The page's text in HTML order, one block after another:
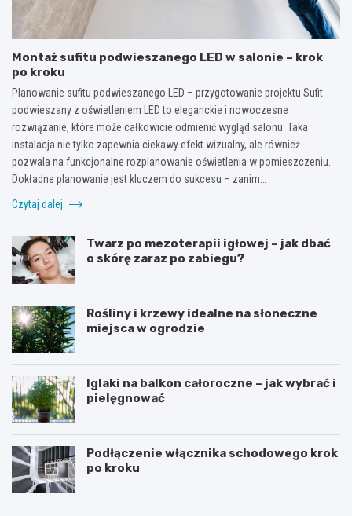
Montaż sufitu podwieszanego LED w salonie – krok
po kroku
Planowanie sufitu podwieszanego LED – przygotowanie projektu Sufit
podwieszany z oświetleniem LED to eleganckie i nowoczesne
rozwiązanie, które może całkowicie odmienić wygląd salonu. Taka
instalacja nie tylko zapewnia ciekawy efekt wizualny, ale również
pozwala na funkcjonalne rozplanowanie oświetlenia w pomieszczeniu.
Dokładne planowanie jest kluczem do sukcesu – zanim…
Czytaj dalej
Twarz po mezoterapii igłowej – jak dbać
o skórę zaraz po zabiegu?
Rośliny i krzewy idealne na słoneczne
miejsca w ogrodzie
Iglaki na balkon całoroczne – jak wybrać i
pielęgnować
Podłączenie włącznika schodowego krok
po kroku
R
C